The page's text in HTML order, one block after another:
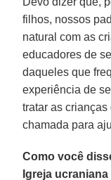
filhos, nossos
natural com as
educadores de
daqueles que
experiência de
tratar as
chamada para
Como você
Igreja